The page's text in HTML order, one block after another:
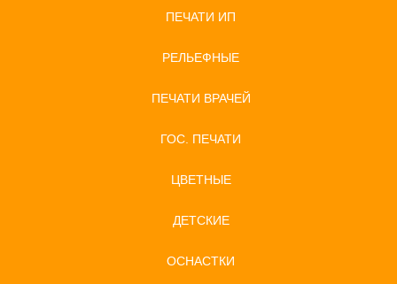
ПЕЧАТИ ИП
РЕЛЬЕФНЫЕ
ПЕЧАТИ ВРАЧЕЙ
ГОС. ПЕЧАТИ
ЦВЕТНЫЕ
ДЕТСКИЕ
ОСНАСТКИ